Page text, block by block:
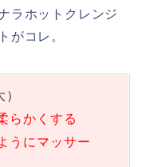
ラホットクレンジ
がコレ。
らかくする
うにマッサー